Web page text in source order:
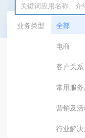
业务类型
全部
电商
客户关系
常用服
营销及活
行业解